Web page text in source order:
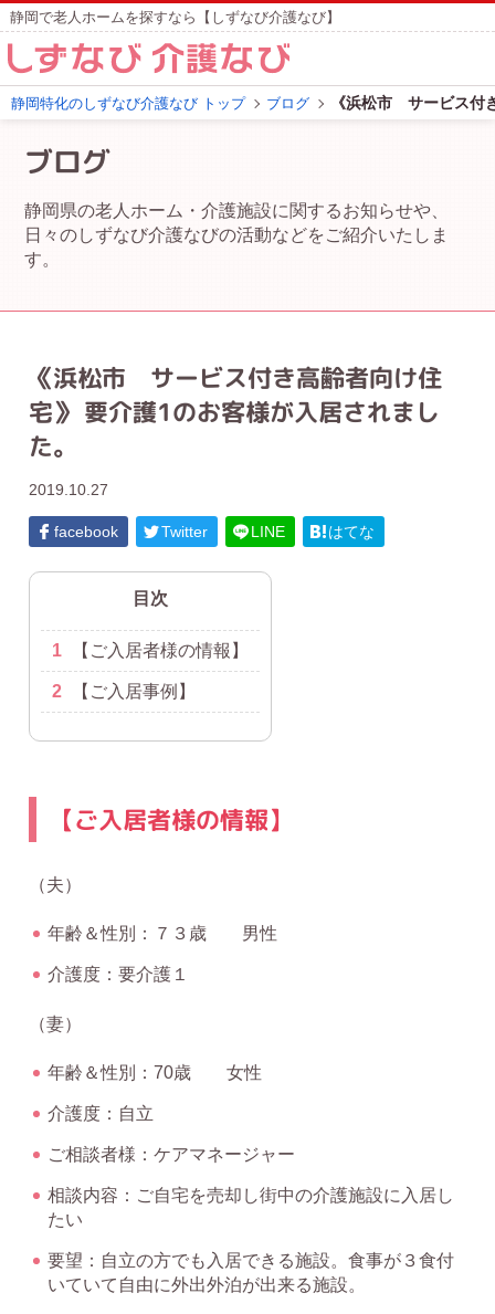
静岡で老人ホームを探すなら【しずなび介護なび】
静岡特化のしずなび介護なび トップ ブログ 《浜松市 サービス付
ブログ
静岡県の老人ホーム・介護施設に関するお知らせや、
日々のしずなび介護なびの活動などをご紹介いたしま
す。
《浜松市 サービス付き高齢者向け住
宅》 要介護1のお客様が入居されまし
た。
2019.10.27
facebook Twitter LINE はてな
目次
1 【ご入居者様の情報】
2 【ご入居事例】
【ご入居者様の情報】
（夫）
年齢＆性別：７３歳 男性
介護度：要介護１
（妻）
年齢＆性別：70歳 女性
介護度：自立
ご相談者様：ケアマネージャー
相談内容：ご自宅を売却し街中の介護施設に入居し
たい
要望：自立の方でも入居できる施設。食事が３食付
いていて自由に外出外泊が出来る施設。